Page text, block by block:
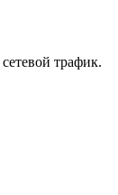
трафик.